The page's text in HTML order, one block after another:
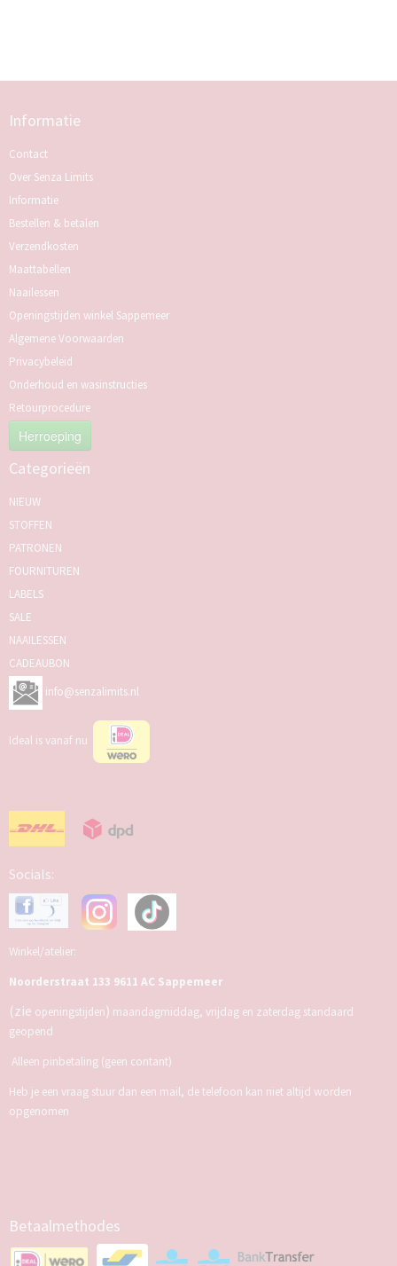
Informatie
Contact
Over Senza Limits
Informatie
Bestellen & betalen
Verzendkosten
Maattabellen
Naailessen
Openingstijden winkel Sappemeer
Algemene Voorwaarden
Privacybeleid
Onderhoud en wasinstructies
Retourprocedure
Herroeping
Categorieën
NIEUW
STOFFEN
PATRONEN
FOURNITUREN
LABELS
SALE
NAAILESSEN
CADEAUBON
info@senzalimits.nl
Ideal is vanaf nu
Socials:
Winkel/atelier:
Noorderstraat 133 9611 AC Sappemeer
(zie openingstijden) maandagmiddag, vrijdag en zaterdag standaard
geopend
Alleen pinbetaling (geen contant)
Heb je een vraag stuur dan een mail, de telefoon kan niet altijd worden
opgenomen
Betaalmethodes